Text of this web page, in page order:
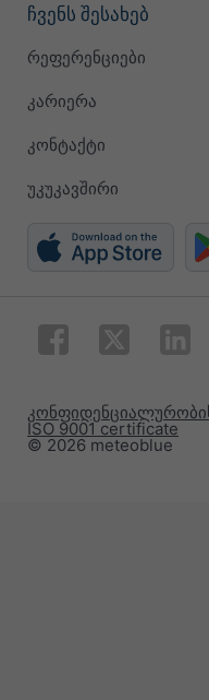
ჩვენს შესახებ
რეფერენციები
კარიერა
კონტაქტი
უკუკავშირი
© 2026 meteoblue
ISO 9001 certificate